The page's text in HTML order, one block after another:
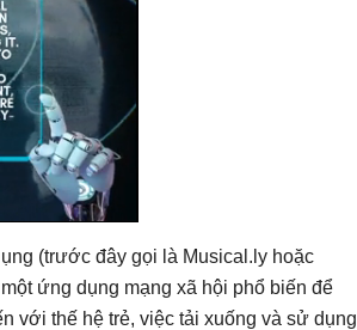
(trước đây gọi là Musical.ly hoặc
ứng dụng mạng xã hội phổ biến để
với thế hệ trẻ, việc tải xuống và sử dụng